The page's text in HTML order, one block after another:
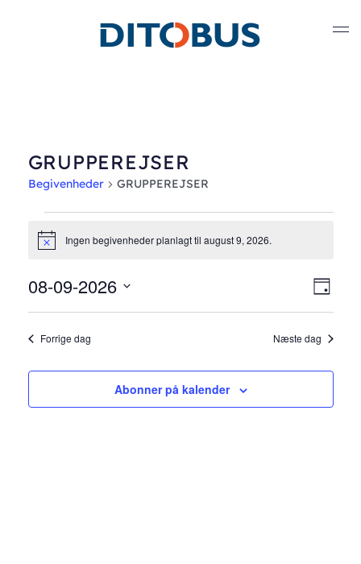
Gå til hovedindhold
GRUPPEREJSER
Begivenheder GRUPPEREJSER
Begivenheder
for
august
9,
2026
Notice Ingen begivenheder planlagt til august 9, 2026.
af
Dag
08-09-2026
Vælg
Forrige dag Næste dag
Abonner på kalender